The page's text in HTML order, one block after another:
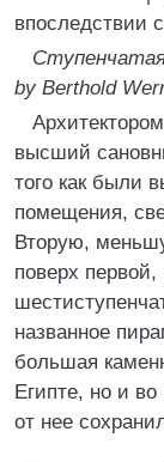
впоследствии
by Berthold
высший
того как были
помещения,
Вторую,
поверх
названное
большая
Египте, но и
от нее